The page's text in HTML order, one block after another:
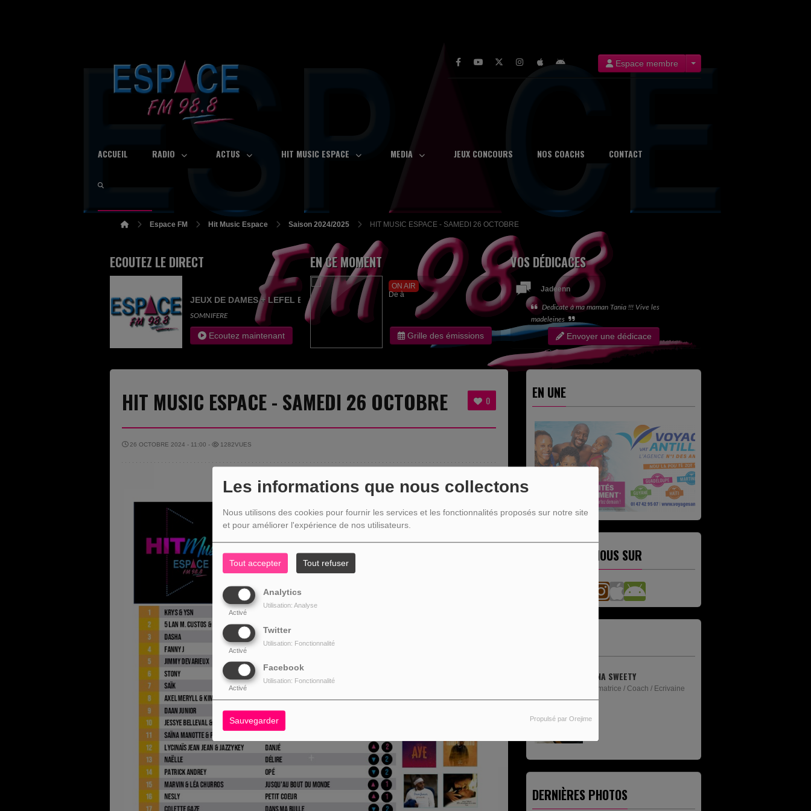
Les informations que nous collectons
Nous utilisons des cookies pour fournir les services et les fonctionnalités proposés sur notre site
et pour améliorer l'expérience de nos utilisateurs.
Tout accepter Tout refuser
Analytics
Activé
Utilisation: Analyse
Twitter
Activé
Utilisation: Fonctionnalité
Facebook
Activé
Utilisation: Fonctionnalité
Sauvegarder Propulsé par Orejime
Espace membre
ACCUEIL RADIO ACTUS HIT MUSIC ESPACE MEDIA JEUX CONCOURS NOS COACHS CONTACT
Espace FM Hit Music Espace Saison 2024/2025 HIT MUSIC ESPACE - SAMEDI 26 OCTOBRE
ECOUTEZ LE DIRECT
JEUX DE DAMES + LEFEL EDITH
SOMNIFERE
Ecoutez maintenant
EN CE MOMENT
ON AIR
De à
Grille des émissions
VOS DÉDICACES
Jadeenn
Dedicate à ma maman Tania !!! Vive les
madeleines
Envoyer une dédicace
0
HIT MUSIC ESPACE - SAMEDI 26 OCTOBRE
26 OCTOBRE 2024 - 11:00 - 1282VUES
EN UNE
RETROUVEZ-NOUS SUR
ANNA SWEETY
Animatrice / Coach / Ecrivaine
DERNIÈRES PHOTOS